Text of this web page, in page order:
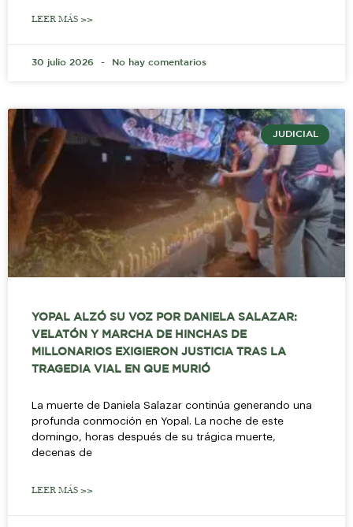
LEER MÁS >>
30 julio 2026 No hay comentarios
JUDICIAL
YOPAL ALZÓ SU VOZ POR DANIELA SALAZAR:
VELATÓN Y MARCHA DE HINCHAS DE
MILLONARIOS EXIGIERON JUSTICIA TRAS LA
TRAGEDIA VIAL EN QUE MURIÓ
La muerte de Daniela Salazar continúa generando una
profunda conmoción en Yopal. La noche de este
domingo, horas después de su trágica muerte,
decenas de
LEER MÁS >>